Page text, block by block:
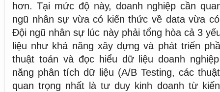
hơn. Tại mức độ này, doanh nghiệp cần
ngũ nhân sự vừa có kiến thức về data vừa
Đội ngũ nhân sự lúc này phải tổng hòa cả 3
liệu như khả năng xây dựng và phát triển
thuật toán và đọc hiểu dữ liệu doanh
năng phân tích dữ liệu (A/B Testing, các
quan trọng nhất là tư duy kinh doanh từ